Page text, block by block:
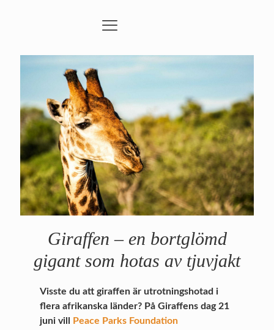
Giraffen – en bortglömd
gigant som hotas av tjuvjakt
Visste du att giraffen är utrotningshotad i
flera afrikanska länder? På Giraffens dag 21
juni vill
Peace Parks Foundation